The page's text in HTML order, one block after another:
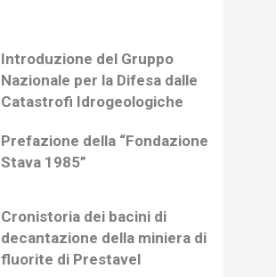
Introduzione del Gruppo
Nazionale per la Difesa dalle
Catastrofi Idrogeologiche
Prefazione della “Fondazione
Stava 1985”
Cronistoria dei bacini di
decantazione della miniera di
fluorite di Prestavel